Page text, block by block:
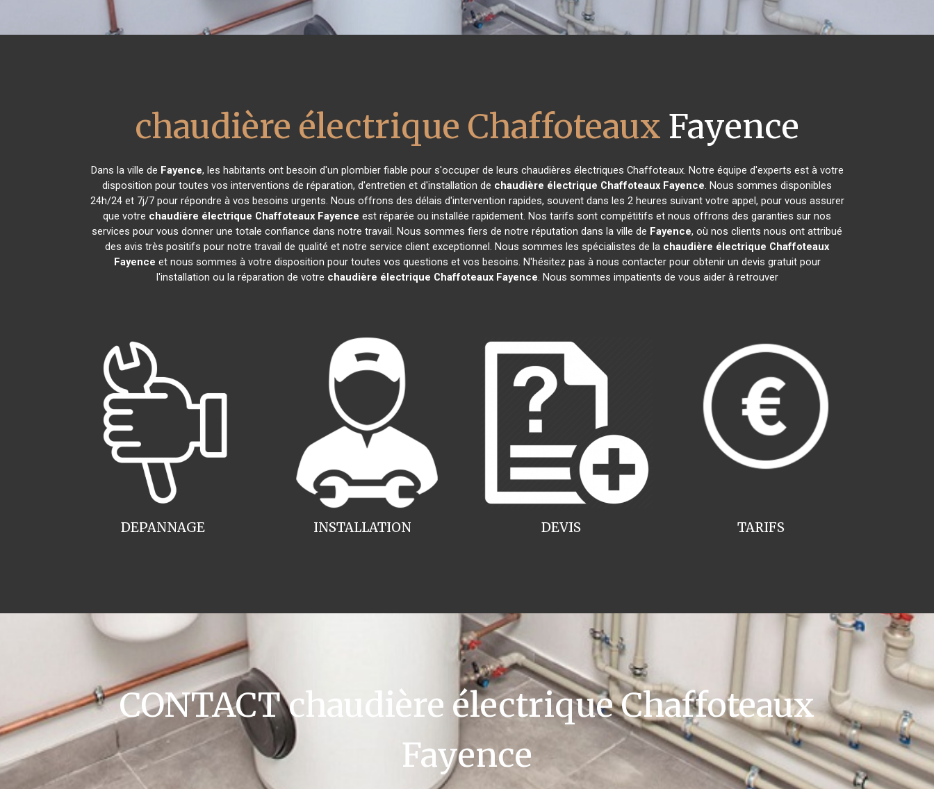
chaudière électrique Chaffoteaux Fayence
Dans la ville de Fayence, les habitants ont besoin d'un plombier fiable pour s'occuper de leurs chaudières électriques Chaffoteaux. Notre équipe d'experts est à votre
disposition pour toutes vos interventions de réparation, d'entretien et d'installation de chaudière électrique Chaffoteaux Fayence. Nous sommes disponibles
24h/24 et 7j/7 pour répondre à vos besoins urgents. Nous offrons des délais d'intervention rapides, souvent dans les 2 heures suivant votre appel, pour vous assurer
que votre chaudière électrique Chaffoteaux Fayence est réparée ou installée rapidement. Nos tarifs sont compétitifs et nous offrons des garanties sur nos
services pour vous donner une totale confiance dans notre travail. Nous sommes fiers de notre réputation dans la ville de Fayence, où nos clients nous ont attribué
des avis très positifs pour notre travail de qualité et notre service client exceptionnel. Nous sommes les spécialistes de la chaudière électrique Chaffoteaux
Fayence et nous sommes à votre disposition pour toutes vos questions et vos besoins. N'hésitez pas à nous contacter pour obtenir un devis gratuit pour
l'installation ou la réparation de votre chaudière électrique Chaffoteaux Fayence. Nous sommes impatients de vous aider à retrouver
INSTALLATION
DEPANNAGE TARIFS
DEVIS
CONTACT chaudière électrique Chaffoteaux
Fayence